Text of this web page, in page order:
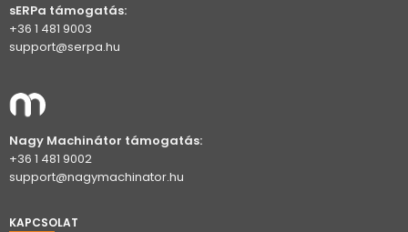
sERPa támogatás:
+36 1 481 9003
support@serpa.hu
Nagy Machinátor támogatás:
+36 1 481 9002
support@nagymachinator.hu
KAPCSOLAT